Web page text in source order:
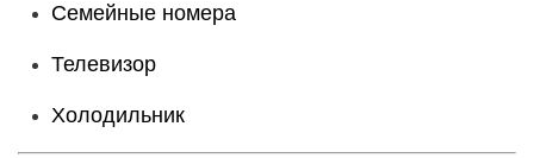
Семейные номера
Телевизор
Холодильник